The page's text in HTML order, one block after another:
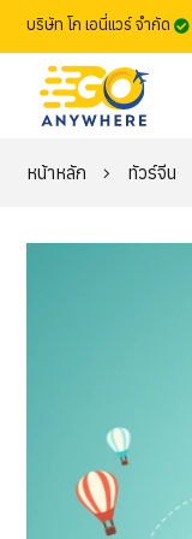
บริษัท โก เอนี่แวร์ จำกัด
หน้าหลัก ทัวร์จีน